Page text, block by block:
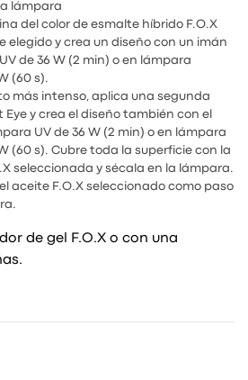
lámpara
del color de esmalte híbrido F.O.X
elegido y crea un diseño con un imán
de 36 W (2 min) o en lámpara
(60 s).
más intenso, aplica una segunda
Eye y crea el diseño también con el
UV de 36 W (2 min) o en lámpara
(60 s). Cubre toda la superficie con la
seleccionada y sécala en la lámpara.
aceite F.O.X seleccionado como paso
de gel F.O.X o con una